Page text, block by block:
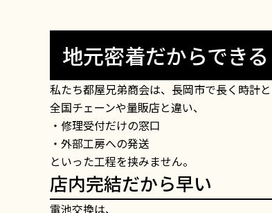
地元密着だからでき
私たち都屋兄弟商会は、長岡市で長く時計
全国チェーンや量販店と違い、
・修理受付だけの窓口
・外部工房への発送
といった工程を挟みません。
店内完結だから早い
電池交換は、